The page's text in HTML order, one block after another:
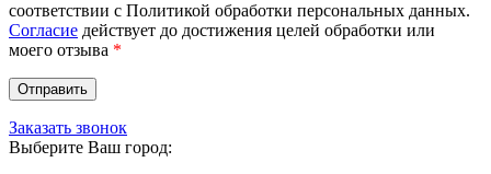
соответствии с Политикой обработки персональных данных.
Согласие действует до достижения целей обработки или
моего отзыва *
Заказать звонок
Выберите Ваш город: